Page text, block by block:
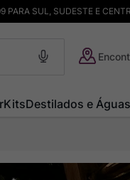
PARA SUL, SUDESTE E
KitsDestilados e Águas